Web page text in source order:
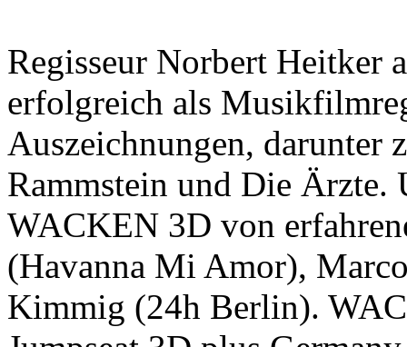
Regisseur Norbert Heitker
erfolgreich als
Auszeichnungen, darunter
Rammstein und Die Ärzte.
WACKEN 3D von
(Havanna Mi Amor),
Kimmig (24h Berlin).